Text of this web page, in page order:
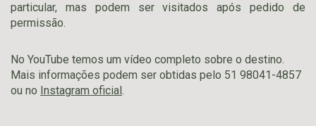
particular, mas podem ser visitados após pedido de
permissão.
No YouTube temos um vídeo completo sobre o destino.
Mais informações podem ser obtidas pelo 51 98041-4857
ou no Instagram oficial.